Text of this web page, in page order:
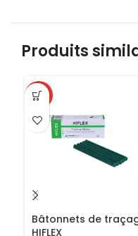
Produits
-84%
Bâtonnets de
HIFLEX